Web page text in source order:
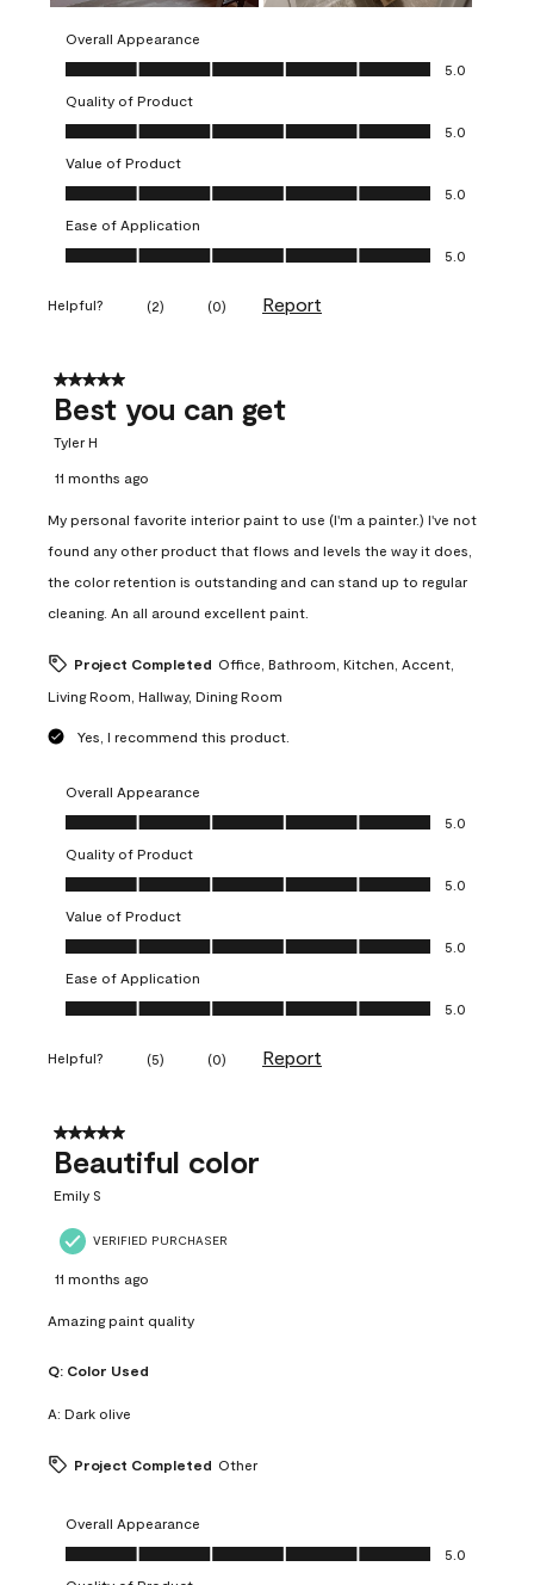
Overall Appearance
Overall Appearance, 5.0 out of 5
5.0
Quality of Product
Quality of Product, 5.0 out of 5
5.0
Value of Product
Value of Product, 5.0 out of 5
5.0
Ease of Application
Ease of Application, 5.0 out of 5
5.0
Helpful? (2) (0) Report
5 out of 5 stars.
Best you can get
Tyler H
11 months ago
My personal favorite interior paint to use (I'm a painter.) I've not
found any other product that flows and levels the way it does,
the color retention is outstanding and can stand up to regular
cleaning. An all around excellent paint.
Project Completed Office, Bathroom, Kitchen, Accent,
Living Room, Hallway, Dining Room
Yes, I recommend this product.
Overall Appearance
Overall Appearance, 5.0 out of 5
5.0
Quality of Product
Quality of Product, 5.0 out of 5
5.0
Value of Product
Value of Product, 5.0 out of 5
5.0
Ease of Application
Ease of Application, 5.0 out of 5
5.0
Helpful? (5) (0) Report
5 out of 5 stars.
Beautiful color
Emily S
VERIFIED PURCHASER
11 months ago
Amazing paint quality
Q: Color Used
A: Dark olive
Project Completed Other
Overall Appearance
Overall Appearance, 5.0 out of 5
5.0